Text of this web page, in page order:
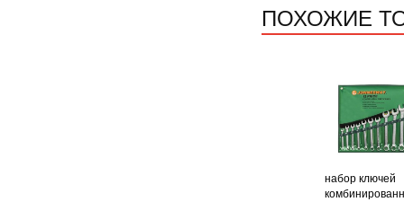
ПОХОЖИЕ
набор ключей